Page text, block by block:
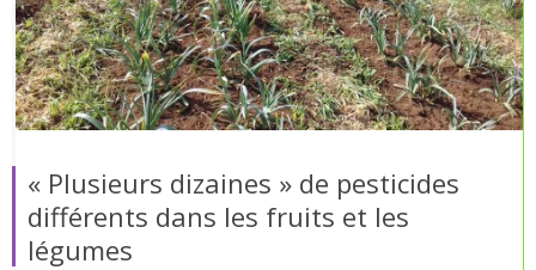
« Plusieurs dizaines » de pesticides
différents dans les fruits et les
légumes